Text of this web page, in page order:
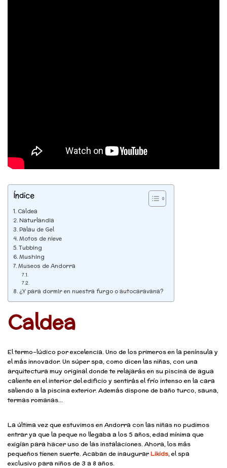
Índice
Caldea
Naturlandia
Palau de Gel
Motos de nieve
Tubbing
Mushing
Museos de Andorra
¿Y para dormir en nuestra furgo o autocaravana?
Caldea
El termo-lúdico por excelencia. Uno de los primeros en la península y
el más innovador. Un súper spa, como dicen las niñas, con una
arquitectura muy original donde te relajarás en su piscina de agua
caliente en el interior del edificio y sentirás el frío intenso en la cara
saliendo a la piscina exterior. Además dispone de baño turco, sauna,
termas romanas…
La última vez que estuvimos en Andorra con las niñas no pudimos
entrar ya que la peque no llegaba a los 5 años, edad mínima que
exigían para hacer uso de las instalaciones. Ahora, los más
pequeños tienen suerte. Acaban de inaugurarLikids, el spa
exclusivo para niños de 3 a 8 años.